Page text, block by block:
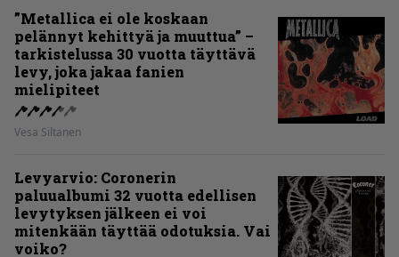
”Metallica ei ole koskaan
pelännyt kehittyä ja muuttua” –
tarkistelussa 30 vuotta täyttävä
levy, joka jakaa fanien
mielipiteet
Vesa Siltanen
Levyarvio: Coronerin
paluualbumi 32 vuotta edellisen
levytyksen jälkeen ei voi
mitenkään täyttää odotuksia. Vai
voiko?